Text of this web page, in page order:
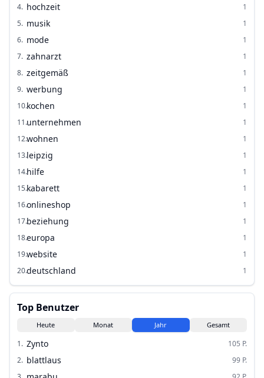
4. hochzeit
1
5. musik
1
6. mode
1
7. zahnarzt
1
8. zeitgemäß
1
9. werbung
1
10.kochen
1
11.unternehmen
1
12.wohnen
1
13.leipzig
1
14.hilfe
1
15.kabarett
1
16.onlineshop
1
17.beziehung
1
18.europa
1
19.website
1
20.deutschland 1
Top Benutzer
Heute Monat Jahr Gesamt
1. Zynto 105 P.
2. blattlaus 99 P.